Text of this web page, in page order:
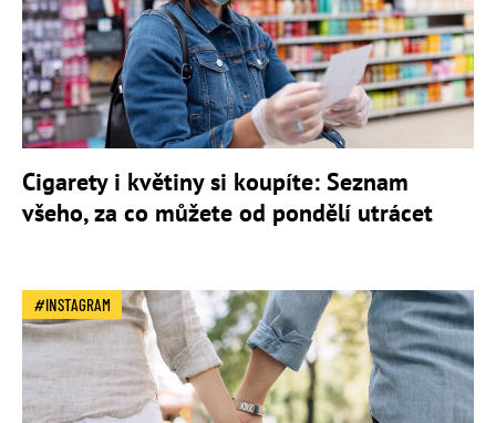
Cigarety i květiny si koupíte: Seznam
všeho, za co můžete od pondělí utrácet
INSTAGRAM